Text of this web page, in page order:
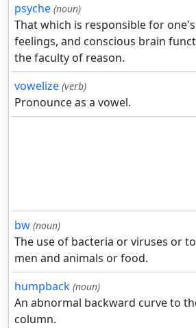
psyche (noun)
That which is responsible for
feelings, and conscious brain
the faculty of reason.
vowelize (verb)
Pronounce as a vowel.
bw (noun)
The use of bacteria or viruses or
men and animals or food.
humpback (noun)
An abnormal backward curve to
column.